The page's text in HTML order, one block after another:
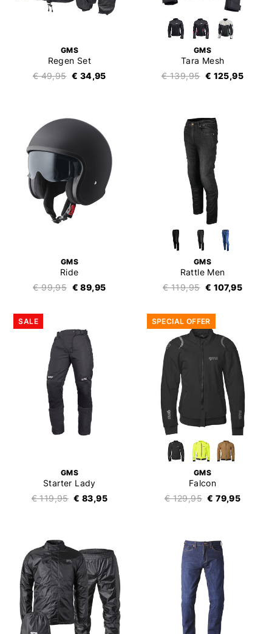
GMS
Regen Set
€ 49,95 € 34,95
GMS
Tara Mesh
€ 139,95 € 125,95
GMS
Ride
€ 99,95 € 89,95
GMS
Rattle Men
€ 119,95 € 107,95
SALE
GMS
Starter Lady
€ 119,95 € 83,95
SPECIAL OFFER
GMS
Falcon
€ 129,95 € 79,95